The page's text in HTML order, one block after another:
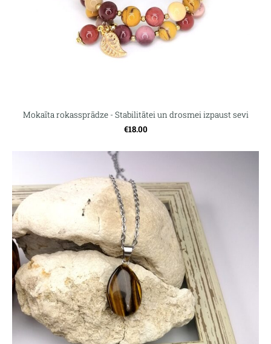
Mokaīta rokassprādze - Stabilitātei un drosmei izpaust sevi
€18.00